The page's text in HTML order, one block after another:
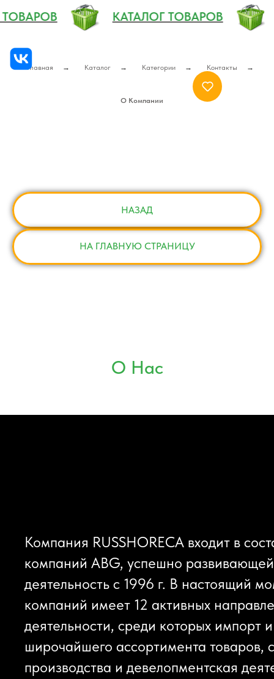
ТОВАРОВ КАТАЛОГ ТОВАРОВ
Главная → Каталог → Категории → Контакты →
О Компании
НАЗАД
НА ГЛАВНУЮ СТРАНИЦУ
О Нас
Компания RUSSHORECA входит в
компаний ABG, успешно
деятельность с 1996 г. В настоящий
компаний имеет 12 активных
деятельности, среди которых импорт
широчайшего ассортимента товаров,
производства и девелопментская